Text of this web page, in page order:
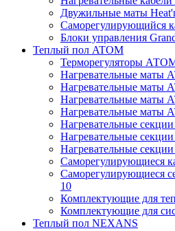
Двужильные маты
Саморегулирующийся
Блоки управления
Теплый пол ATOM
Терморегуляторы
Нагревательные маты
Нагревательные маты
Нагревательные маты
Нагревательные маты
Нагревательные
Нагревательные
Нагревательные
Саморегулирующиеся
Саморегулирующиеся
10
Комплектующие для
Комплектующие для
Теплый пол NEXANS